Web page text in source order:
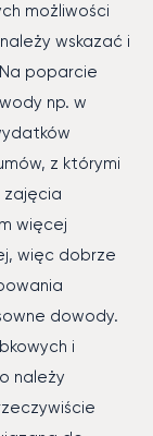
możliwości
wskazać i
poparcie
np. w
z którymi
zajęcia
więcej
więc dobrze
dowody.
i
należy